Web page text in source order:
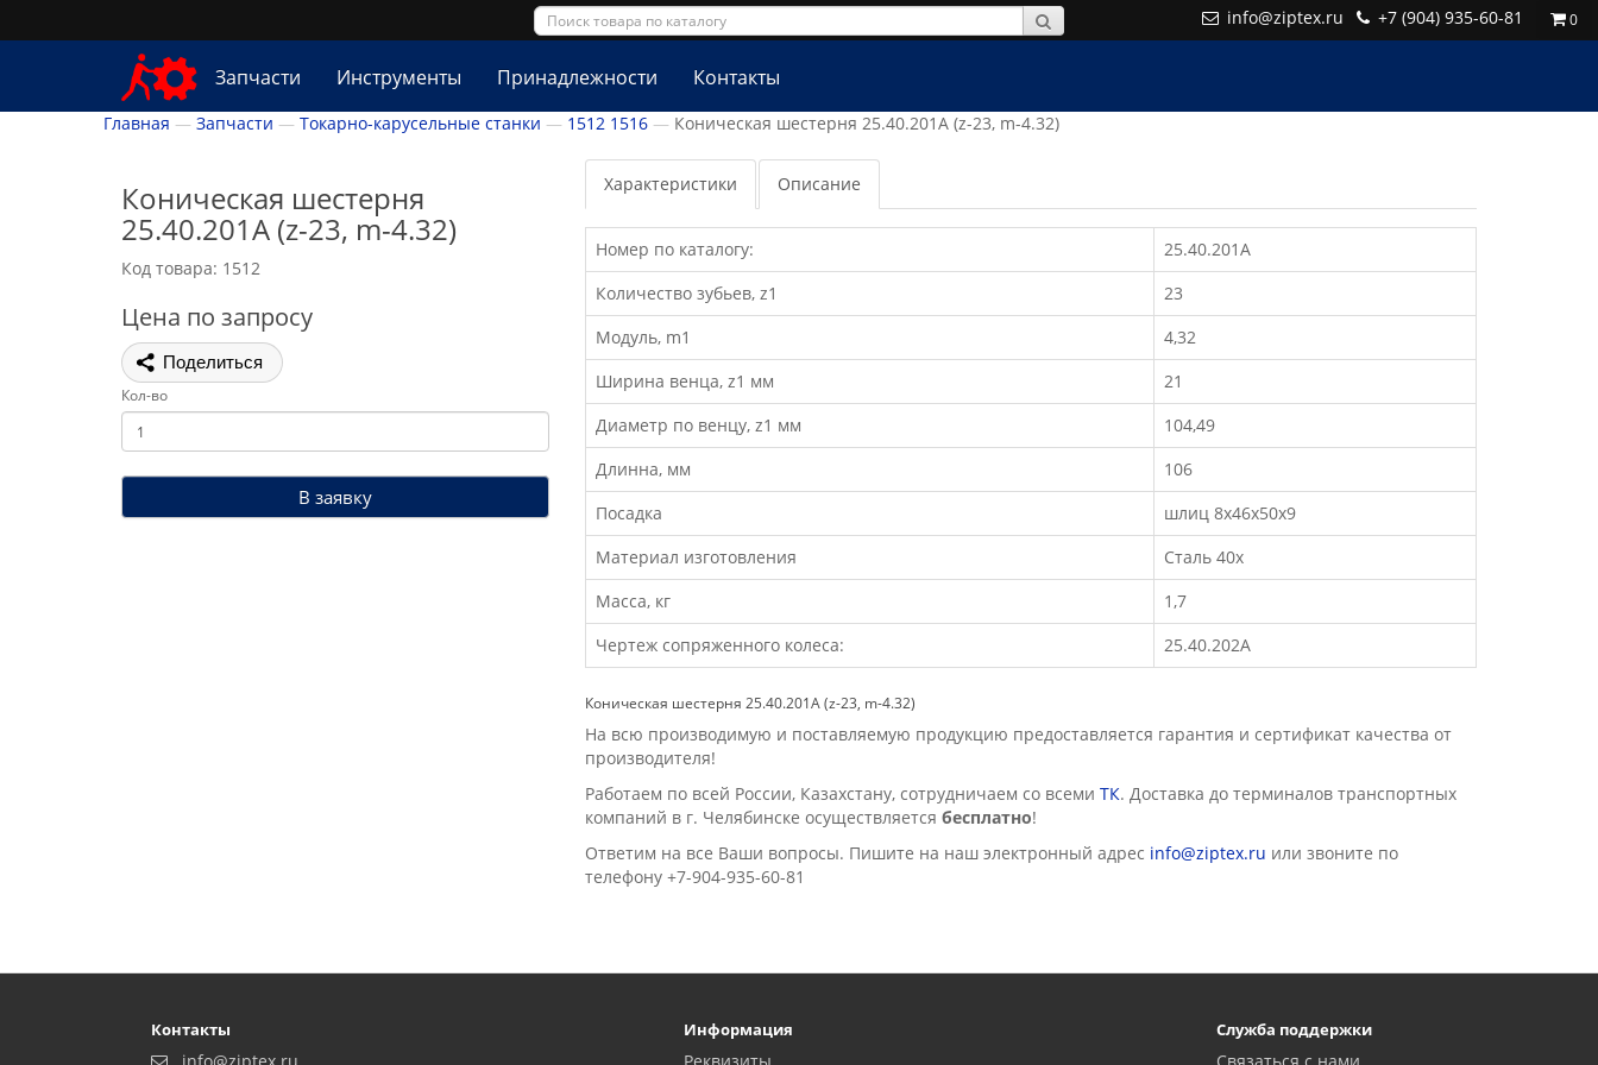
info@ziptex.ru +7 (904) 935-60-81 0
Запчасти Инструменты Принадлежности Контакты
Главная Запчасти Токарно-карусельные станки 1512 1516 Коническая шестерня 25.40.201А (z-23, m-4.32)
Коническая шестерня
25.40.201А (z-23, m-4.32)
Код товара: 1512
Цена по запросу
Поделиться
Кол-во
В заявку
Характеристики Описание
Номер по каталогу:
25.40.201А
Количество зубьев, z1
23
Модуль, m1
4,32
Ширина венца, z1 мм
21
Диаметр по венцу, z1 мм
104,49
Длинна, мм
106
Посадка
шлиц 8х46х50х9
Материал изготовления
Сталь 40х
Масса, кг
1,7
Чертеж сопряженного колеса:
25.40.202А
Коническая шестерня 25.40.201А (z-23, m-4.32)
На всю производимую и поставляемую продукцию предоставляется гарантия и сертификат качества от
производителя!
Работаем по всей России, Казахстану, сотрудничаем со всеми ТК. Доставка до терминалов транспортных
компаний в г. Челябинске осущеcтвляется бесплатно!
Ответим на все Ваши вопросы. Пишите на наш электронный адрес info@ziptex.ru или звоните по
телефону +7-904-935-60-81
Контакты Информация Служба поддержки